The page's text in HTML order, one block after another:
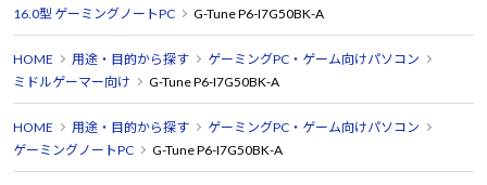
16.0型 ゲーミングノートPC
G-Tune P6-I7G50BK-A
HOME 用途・目的から探す
ゲーミングPC・ゲーム向けパソコン
ミドルゲーマー向け
G-Tune P6-I7G50BK-A
HOME 用途・目的から探す
ゲーミングPC・ゲーム向けパソコン
ゲーミングノートPC
G-Tune P6-I7G50BK-A